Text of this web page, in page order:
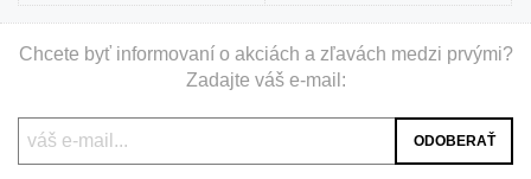
Chcete byť informovaní o akciách a zľavách medzi prvými?
Zadajte váš e-mail: